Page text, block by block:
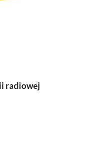
radiowej